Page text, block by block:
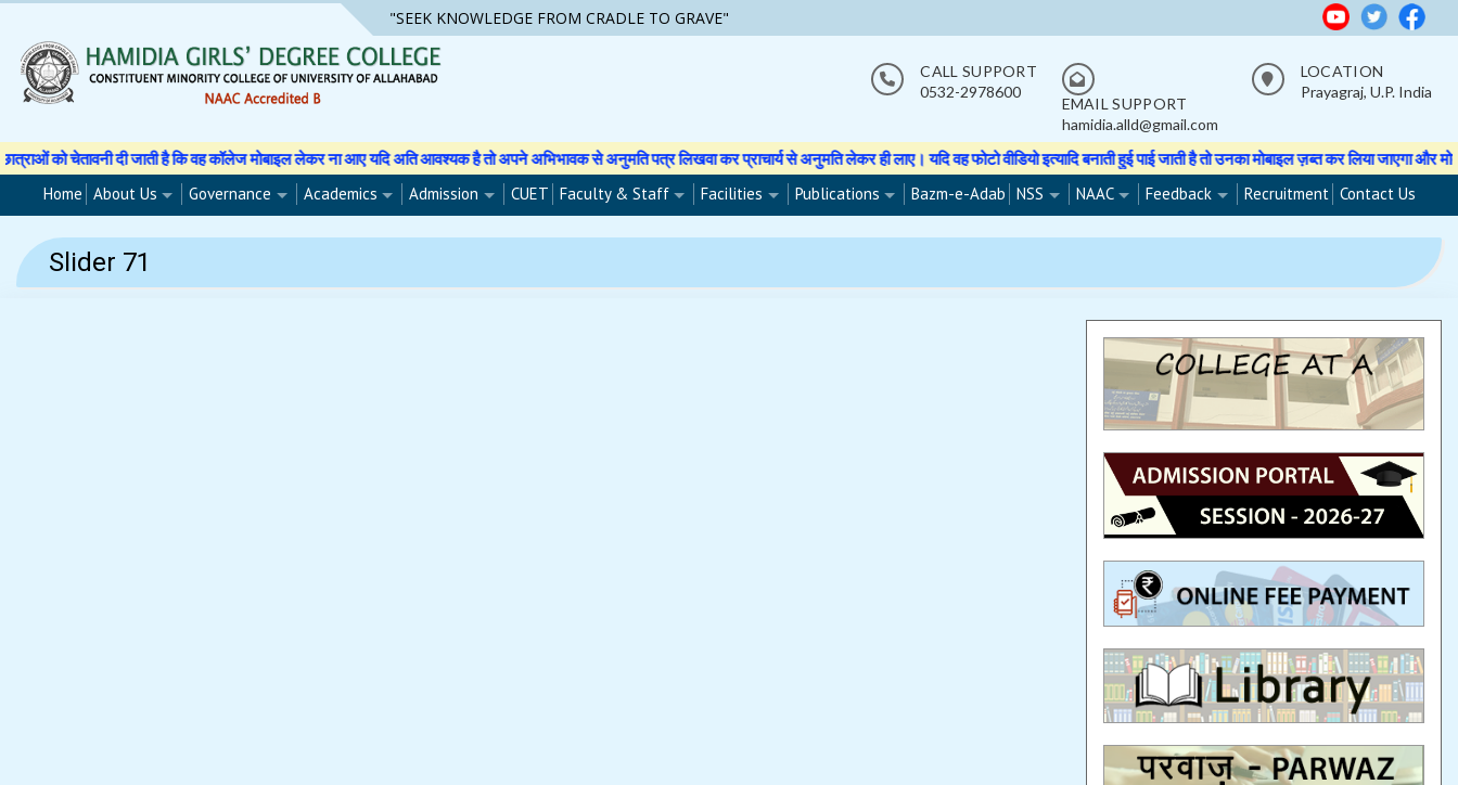
Skip
content
"SEEK KNOWLEDGE FROM CRADLE TO GRAVE"
CALL SUPPORT
0532-2978600
EMAIL SUPPORT
hamidia.alld@gmail.com
LOCATION
Prayagraj, U.P. India
चेतावनी दी जाती है कि वह कॉलेज मोबाइल लेकर ना आए यदि अति आवश्यक है तो अपने अभिभावक से अनुमति पत्र लिखवा कर प्राचार्य से अनुमति लेकर ही लाए। यदि वह फोटो वीडियो इत्यादि बनाती हुई पाई जाती है तो उनका मोबाइल ज़ब्त कर लिया जाएगा और मोबाइल
Home About Us Governance Academics Admission CUET Faculty & Staff Facilities Publications Bazm-e-Adab NSS NAAC Feedback Recruitment Contact Us
Slider 71